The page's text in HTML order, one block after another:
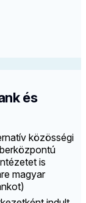
és
közösségi
is
magyar